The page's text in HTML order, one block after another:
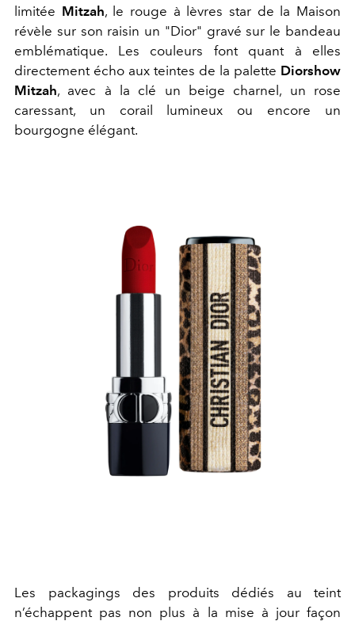
limitée Mitzah, le rouge à lèvres star de la Maison
révèle sur son raisin un "Dior" gravé sur le bandeau
emblématique. Les couleurs font quant à elles
directement écho aux teintes de la palette Diorshow
Mitzah, avec à la clé un beige charnel, un rose
caressant, un corail lumineux ou encore un
bourgogne élégant.
Les packagings des produits dédiés au teint
n’échappent pas non plus à la mise à jour façon